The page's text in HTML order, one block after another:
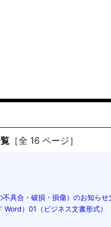
［全 16 ページ］
具合・破損・損傷）のお知ら
）01（ビジネス文書形式）